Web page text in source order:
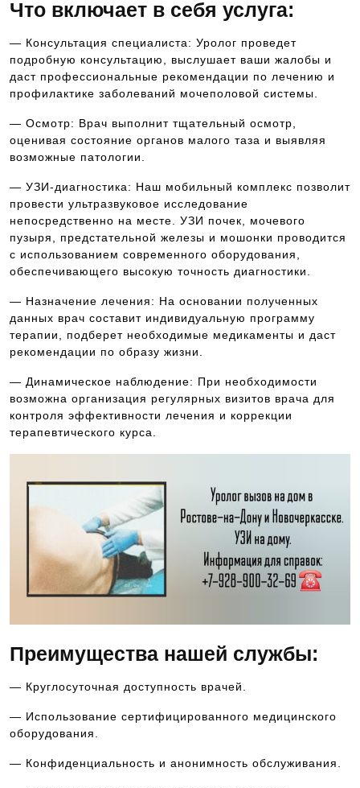
Что включает в себя услуга:
— Консультация специалиста: Уролог проведет
подробную консультацию, выслушает ваши жалобы и
даст профессиональные рекомендации по лечению и
профилактике заболеваний мочеполовой системы.
— Осмотр: Врач выполнит тщательный осмотр,
оценивая состояние органов малого таза и выявляя
возможные патологии.
— УЗИ-диагностика: Наш мобильный комплекс позволит
провести ультразвуковое исследование
непосредственно на месте. УЗИ почек, мочевого
пузыря, предстательной железы и мошонки проводится
с использованием современного оборудования,
обеспечивающего высокую точность диагностики.
— Назначение лечения: На основании полученных
данных врач составит индивидуальную программу
терапии, подберет необходимые медикаменты и даст
рекомендации по образу жизни.
— Динамическое наблюдение: При необходимости
возможна организация регулярных визитов врача для
контроля эффективности лечения и коррекции
терапевтического курса.
Преимущества нашей службы:
— Круглосуточная доступность врачей.
— Использование сертифицированного медицинского
оборудования.
— Конфиденциальность и анонимность обслуживания.